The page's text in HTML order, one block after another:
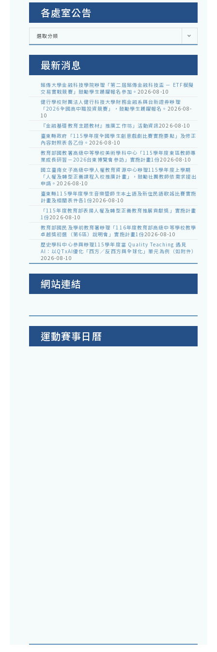
各處室公告
各
室
選取分類
最新消息
銘傳大學金融科技學院辦理「第二屆銘傳金融科技盃 － ETF模擬
交易實戰競賽」鼓勵學生踴躍報名參加。 2026-08-10
健行學校財團法人健行科技大學財務金融系與台新證券辦理
「2026全國高中職投資競賽」，鼓勵學生踴躍報名。 2026-08-
10
『金融基礎教育主題教材』推廣工作坊」活動資訊2026-08-10
臺東縣政府「115學年度全國學生創意戲劇比賽實施要點」及修正
內容對照表各乙份。 2026-08-10
教育部國教署高級中等學校美術學科中心「115學年度東區教師專
業成長研習－2026台東博覽會參訪」實施計畫1份2026-08-10
國立臺南女子高級中學人權教育資源中心辦理115學年度上學期
「人權及轉型正義課程入校推廣計畫」，鼓勵社團教師依需求提出
申請。2026-08-10
臺東縣115學年度學生音樂暨師生本土語及新住民語歌謠比賽實施
計畫及相關表件各1份2026-08-10
「115年度教育部表揚人權及轉型正義教育推展貢獻獎」實施計畫
1份2026-08-10
教育部國民及學前教育署辦理「116年度教育部高級中等學校教學
卓越獎初選（第6區）說明會」實施計畫1份2026-08-10
歷史學科中心參與辦理115學年度當 Quality Teaching 遇見
AI：以QTxAI優化「西方／反西方與全球化」單元為例（如附件）
2026-08-10
網站連結
運動賽事日曆